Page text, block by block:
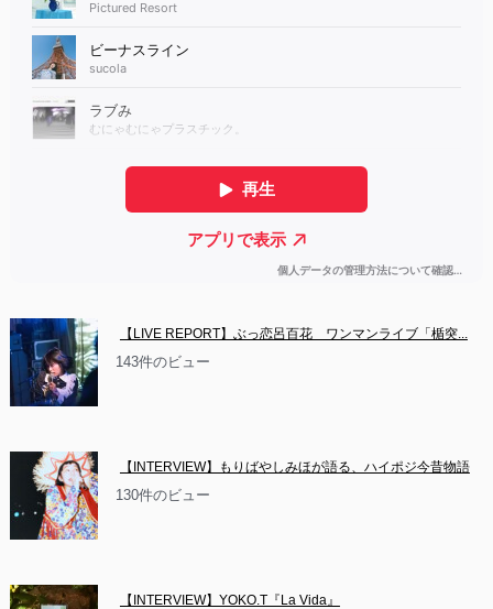
【LIVE REPORT】ぶっ恋呂百花　ワンマンライブ「楯突...
143件のビュー
【INTERVIEW】もりばやしみほが語る、ハイポジ今昔物語
130件のビュー
【INTERVIEW】YOKO.T『La Vida』